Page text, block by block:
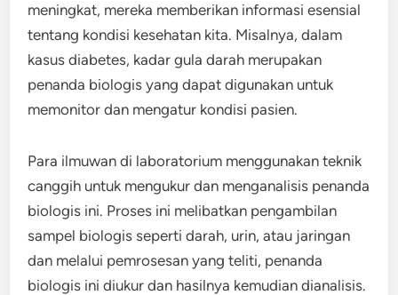
meningkat, mereka memberikan informasi esensial
tentang kondisi kesehatan kita. Misalnya, dalam
kasus diabetes, kadar gula darah merupakan
penanda biologis yang dapat digunakan untuk
memonitor dan mengatur kondisi pasien.
Para ilmuwan di laboratorium menggunakan teknik
canggih untuk mengukur dan menganalisis penanda
biologis ini. Proses ini melibatkan pengambilan
sampel biologis seperti darah, urin, atau jaringan
dan melalui pemrosesan yang teliti, penanda
biologis ini diukur dan hasilnya kemudian dianalisis.